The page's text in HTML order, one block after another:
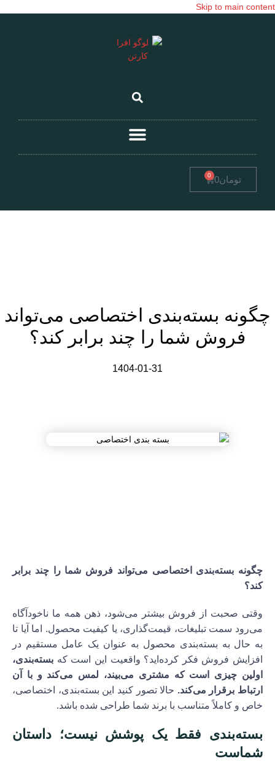
Skip to main content
تومان0
0
چگونه بسته‌بندی اختصاصی می‌تواند
فروش شما را چند برابر کند؟
1404-01-31
چگونه بسته‌بندی اختصاصی می‌تواند فروش شما را چند برابر
کند؟
وقتی صحبت از فروش بیشتر می‌شود، ذهن همه ما ناخودآگاه
می‌رود سمت تبلیغات، قیمت‌گذاری، یا کیفیت محصول. اما آیا تا
به حال به بسته‌بندی محصول به عنوان یک عامل مستقیم در
افزایش فروش فکر کرده‌اید؟ واقعیت این است که بسته‌بندی،
اولین چیزی است که مشتری می‌بیند، لمس می‌کند و با آن
ارتباط برقرار می‌کند. حالا تصور کنید این بسته‌بندی، اختصاصی،
خاص و کاملاً متناسب با برند شما طراحی شده باشد.
بسته‌بندی فقط یک پوشش نیست؛ داستان
شماست